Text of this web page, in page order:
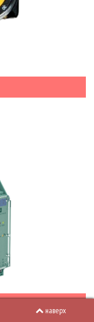
наверх